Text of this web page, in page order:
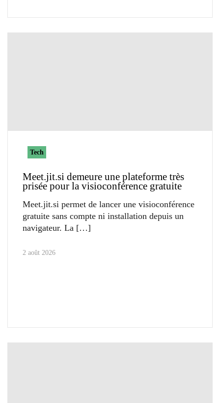
Tech
Meet.jit.si demeure une plateforme très
prisée pour la visioconférence gratuite
Meet.jit.si permet de lancer une visioconférence
gratuite sans compte ni installation depuis un
navigateur. La
2 août 2026